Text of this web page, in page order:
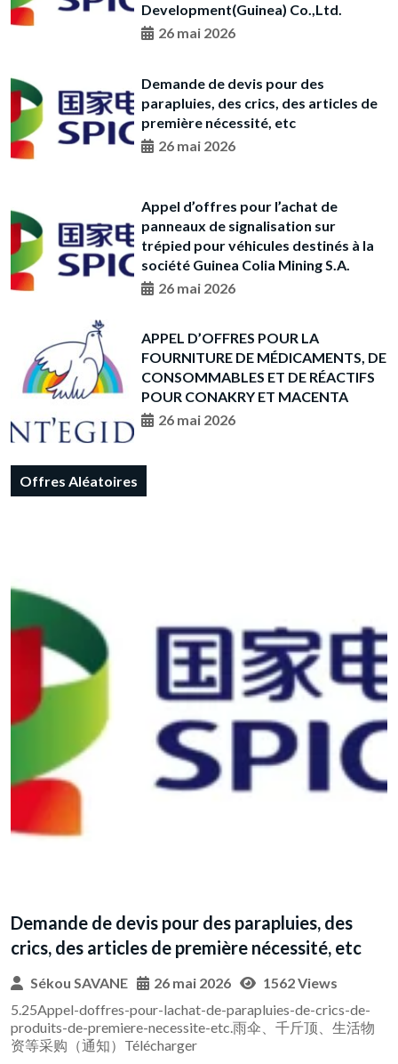
Development(Guinea) Co.,Ltd.
26 mai 2026
Demande de devis pour des
parapluies, des crics, des articles de
première nécessité, etc
26 mai 2026
Appel d’offres pour l’achat de
panneaux de signalisation sur
trépied pour véhicules destinés à la
société Guinea Colia Mining S.A.
26 mai 2026
APPEL D’OFFRES POUR LA
FOURNITURE DE MÉDICAMENTS, DE
CONSOMMABLES ET DE RÉACTIFS
POUR CONAKRY ET MACENTA
26 mai 2026
Offres Aléatoires
de-
活物
Avis de Recrutement d’un Consultant
pour l’élaboration du cadre stratégique et
opérationnel du FODIP
Sékou SAVANE 26 mai 2026
8248 Views
AMI_Recrutement-dun-Consultant-firme-pour-
du-cadre-strategique-et-operationnel-du-